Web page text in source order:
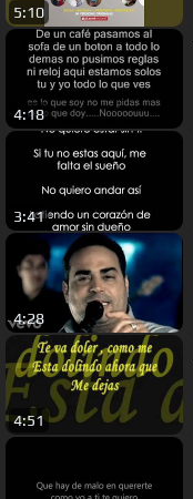
5:10
4:18
3:41
4:28
4:51